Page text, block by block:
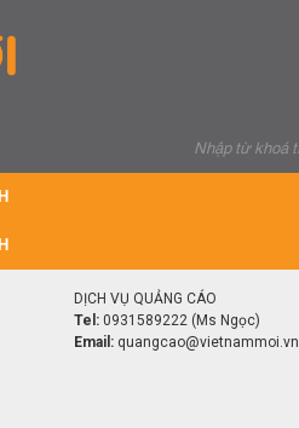
DỊCH VỤ QUẢNG CÁO
Tel: 0931589222 (Ms Ngọc)
Email: quangcao@vietnammoi.vn